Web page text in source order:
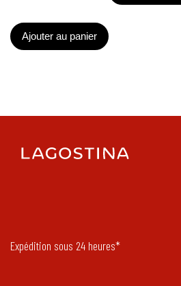
Ajouter au panier
Expédition sous 24 heures*